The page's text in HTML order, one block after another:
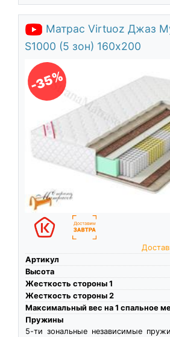
Матрас Virtuoz Джаз
S1000 (5 зон) 160х200
-35%
Артикул
Высота
Жесткость стороны 1
Жесткость стороны 2
Максимальный вес на 1 спальное
Пружины
5-ти зональные независимые